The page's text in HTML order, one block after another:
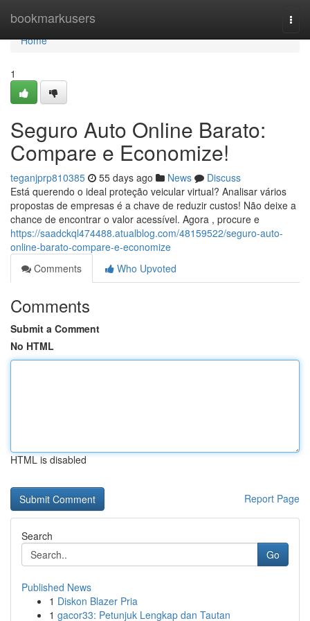
bookmarkusers
Home
Home
1
Seguro Auto Online Barato:
Compare e Economize!
teganjprp810385 55 days ago News
Discuss
Está querendo o ideal proteção veicular virtual? Analisar vários
propostas de empresas é a chave de reduzir custos! Não deixe a
chance de encontrar o valor acessível. Agora , procure e
https://saadckql474488.atualblog.com/48159522/seguro-auto-
online-barato-compare-e-economize
Comments
Who Upvoted
Comments
Submit a Comment
No HTML
HTML is disabled
Report Page
Search
Go
Published News
1 Diskon Blazer Pria
1 gacor33: Petunjuk Lengkap dan Tautan